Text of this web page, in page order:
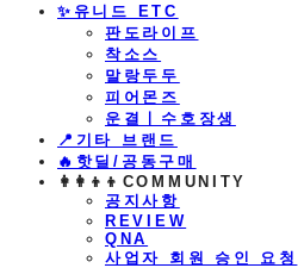
​✨유니드 ETC
판도라이프
착소스
말랑두두
피어몬즈
운결ㅣ수호장생
📍기타 브랜드
🔥핫딜/공동구매
👩‍👩‍👦‍👦COMMUNITY
공지사항
REVIEW
QNA
사업자 회원 승인 요청